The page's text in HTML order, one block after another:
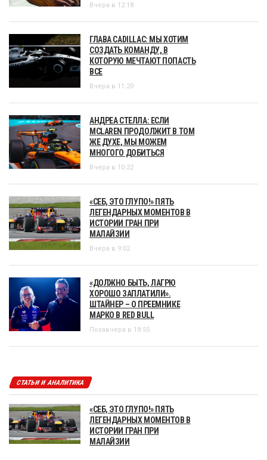
Вчера в 12:18
ГЛАВА CADILLAC: МЫ ХОТИМ
СОЗДАТЬ КОМАНДУ, В
КОТОРУЮ МЕЧТАЮТ ПОПАСТЬ
ВСЕ
Вчера в 11:20
АНДРЕА СТЕЛЛА: ЕСЛИ
MCLAREN ПРОДОЛЖИТ В ТОМ
ЖЕ ДУХЕ, МЫ МОЖЕМ
МНОГОГО ДОБИТЬСЯ
Вчера в 10:22
«СЕБ, ЭТО ГЛУПО!» ПЯТЬ
ЛЕГЕНДАРНЫХ МОМЕНТОВ В
ИСТОРИИ ГРАН ПРИ
МАЛАЙЗИИ
Вчера в 9:02
«ДОЛЖНО БЫТЬ, ЛАГРЮ
ХОРОШО ЗАПЛАТИЛИ».
ШТАЙНЕР – О ПРЕЕМНИКЕ
МАРКО В RED BULL
Позавчера в 18:55
СТАТЬИ И АНАЛИТИКА
«СЕБ, ЭТО ГЛУПО!» ПЯТЬ
ЛЕГЕНДАРНЫХ МОМЕНТОВ В
ИСТОРИИ ГРАН ПРИ
МАЛАЙЗИИ